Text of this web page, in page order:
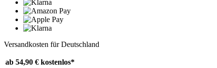
Versandkosten für Deutschland
ab 54,90 € kostenlos*